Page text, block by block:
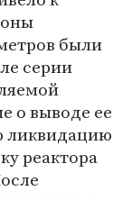
были
серии
о выводе ее
ликвидацию
реактора